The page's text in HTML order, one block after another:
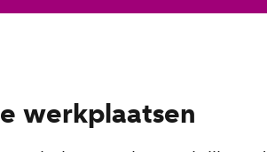
werkplaatsen